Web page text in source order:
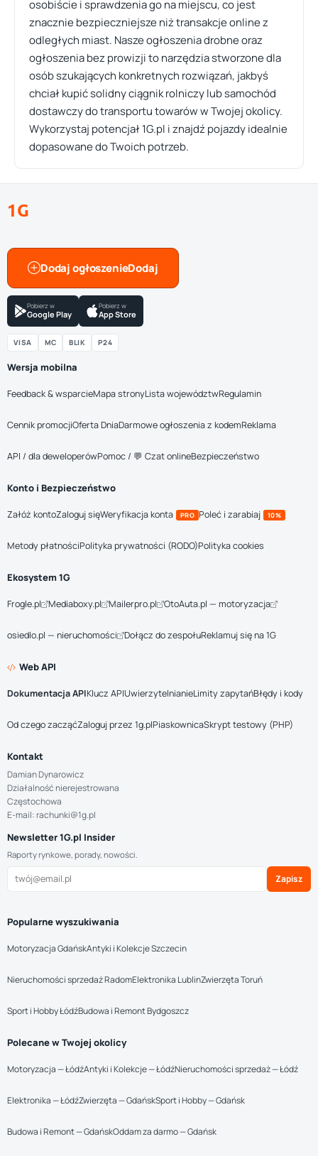
osobiście i sprawdzenia go na miejscu, co jest
znacznie bezpieczniejsze niż transakcje online z
odległych miast. Nasze ogłoszenia drobne oraz
ogłoszenia bez prowizji to narzędzia stworzone dla
osób szukających konkretnych rozwiązań, jakbyś
chciał kupić solidny ciągnik rolniczy lub samochód
dostawczy do transportu towarów w Twojej okolicy.
Wykorzystaj potencjał 1G.pl i znajdź pojazdy idealnie
dopasowane do Twoich potrzeb.
1G
Dodaj ogłoszenie
Pobierz w
Google Play
Pobierz w
App Store
VISA MC BLIK P24
Wersja mobilna
Feedback & wsparcieMapa stronyLista województwRegulamin
Cennik promocjiOferta DniaDarmowe ogłoszenia z kodemReklama
API / dla deweloperówPomoc / 💬 Czat onlineBezpieczeństwo
Konto i Bezpieczeństwo
Załóż kontoZaloguj sięWeryfikacja konta PRO Poleć i zarabiaj 10%
Metody płatnościPolityka prywatności (RODO)Polityka cookies
Ekosystem 1G
Frogle.pl Mediaboxy.pl Mailerpro.pl OtoAuta.pl — motoryzacja
osiedlo.pl — nieruchomości Dołącz do zespołuReklamuj się na 1G
Web API
Dokumentacja APIKlucz APIUwierzytelnianieLimity zapytańBłędy i kody
Od czego zacząćZaloguj przez 1g.plPiaskownicaSkrypt testowy (PHP)
Kontakt
Damian Dynarowicz
Działalność nierejestrowana
Częstochowa
E-mail: rachunki@1g.pl
Newsletter 1G.pl Insider
Raporty rynkowe, porady, nowości.
Zapisz
Popularne wyszukiwania
Motoryzacja GdańskAntyki i Kolekcje Szczecin
Nieruchomości sprzedaż RadomElektronika LublinZwierzęta Toruń
Sport i Hobby ŁódźBudowa i Remont Bydgoszcz
Polecane w Twojej okolicy
Motoryzacja — ŁódźAntyki i Kolekcje — ŁódźNieruchomości sprzedaż — Łódź
Elektronika — ŁódźZwierzęta — GdańskSport i Hobby — Gdańsk
Budowa i Remont — GdańskOddam za darmo — Gdańsk